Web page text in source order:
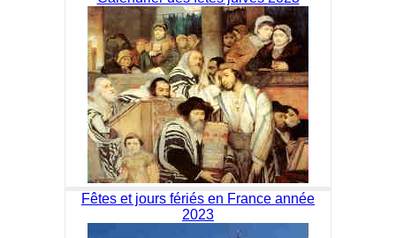
Fêtes et jours fériés en France année
2023